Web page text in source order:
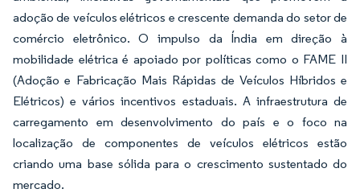
adoção de veículos elétricos e crescente demanda do setor de
comércio eletrônico. O impulso da Índia em direção à
mobilidade elétrica é apoiado por políticas como o FAME II
(Adoção e Fabricação Mais Rápidas de Veículos Híbridos e
Elétricos) e vários incentivos estaduais. A infraestrutura de
carregamento em desenvolvimento do país e o foco na
localização de componentes de veículos elétricos estão
criando uma base sólida para o crescimento sustentado do
mercado.